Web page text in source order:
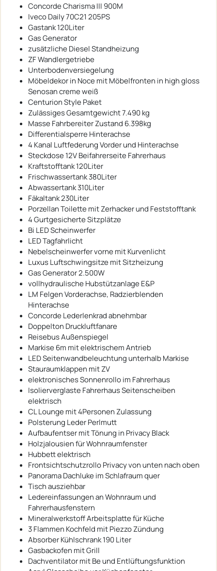
Concorde Charisma III 900M
Iveco Daily 70C21 205PS
Gastank 120Liter
Gas Generator
zusätzliche Diesel Standheizung
ZF Wandlergetriebe
Unterbodenversiegelung
Möbeldekor in Noce mit Möbelfronten in high gloss
Senosan creme weiß
Centurion Style Paket
Zulässiges Gesamtgewicht 7.490 kg
Masse Fahrbereiter Zustand 6.398kg
Differentialsperre Hinterachse
4 Kanal Luftfederung Vorder und Hinterachse
Steckdose 12V Beifahrerseite Fahrerhaus
Kraftstofftank 120Liter
Frischwassertank 380Liter
Abwassertank 310Liter
Fäkaltank 230Liter
Porzellan Toilette mit Zerhacker und Feststofftank
4 Gurtgesicherte Sitzplätze
Bi LED Scheinwerfer
LED Tagfahrlicht
Nebelscheinwerfer vorne mit Kurvenlicht
Luxus Luftschwingsitze mit Sitzheizung
Gas Generator 2.500W
vollhydraulische Hubstützanlage E&P
LM Felgen Vorderachse, Radzierblenden
Hinterachse
Concorde Lederlenkrad abnehmbar
Doppelton Druckluftfanare
Reisebus Außenspiegel
Markise 6m mit elektrischem Antrieb
LED Seitenwandbeleuchtung unterhalb Markise
Stauraumklappen mit ZV
elektronisches Sonnenrollo im Fahrerhaus
Isolierverglaste Fahrerhaus Seitenscheiben
elektrisch
CL Lounge mit 4Personen Zulassung
Polsterung Leder Perlmutt
Aufbaufentser mit Tönung in Privacy Black
Holzjalousien für Wohnraumfenster
Hubbett elektrisch
Frontsichtschutzrollo Privacy von unten nach oben
Panorama Dachluke im Schlafraum quer
Tisch ausziehbar
Ledereinfassungen an Wohnraum und
Fahrerhausfenstern
Mineralwerkstoff Arbeitsplatte für Küche
3 Flammen Kochfeld mit Piezzo Zündung
Absorber Kühlschrank 190 Liter
Gasbackofen mit Grill
Dachventilator mit Be und Entlüftungsfunktion